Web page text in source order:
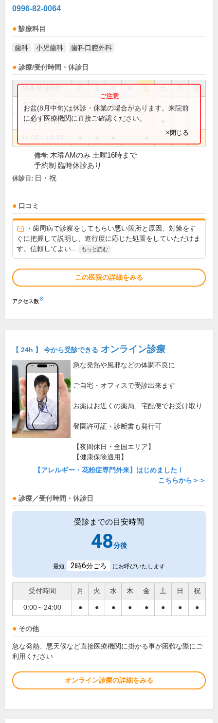
0996-82-0064
診療科目
歯科 小児歯科 歯科口腔外科
診療/受付時間・休診日
祝
8:30～12:00 ● ● ● ● ●
8:30～16:00
お盆(8月中旬)は休診・休業の場合があります。来院前
に必ず医療機関に直接ご確認ください。
×閉じる
備考: 木曜AMのみ 土曜16時まで
予約制 臨時休診あり
休診日: 日・祝
口コミ
・歯周病で診察をしてもらい悪い箇所と原因、対策をす
ぐに把握して説明し、進行度に応じた処置をしていただけま
す。信頼してよい...
もっと読む
この医院の詳細をみる
アクセス数※
【 24h 】 今から受診できる オンライン診療
急な発熱や風邪などの体調不良に
ご自宅・オフィスで受診出来ます
お薬はお近くの薬局、宅配便でお受け取り
登園許可証・診断書も発行可
【夜間休日・全国エリア】
【健康保険適用】
【アレルギー・花粉症専門外来】はじめました！
こちらから＞＞
診療／受付時間・休診日
受診までの目安時間
48分後
最短 2時6分ごろ にお呼びいたします
受付時間 月 火 水 木 金 土 日 祝
0:00～24:00 ● ● ● ● ● ● ● ●
その他
急な発熱、悪天候など直接医療機関に掛かる事が困難な際にご
利用ください
オンライン診療の詳細をみる